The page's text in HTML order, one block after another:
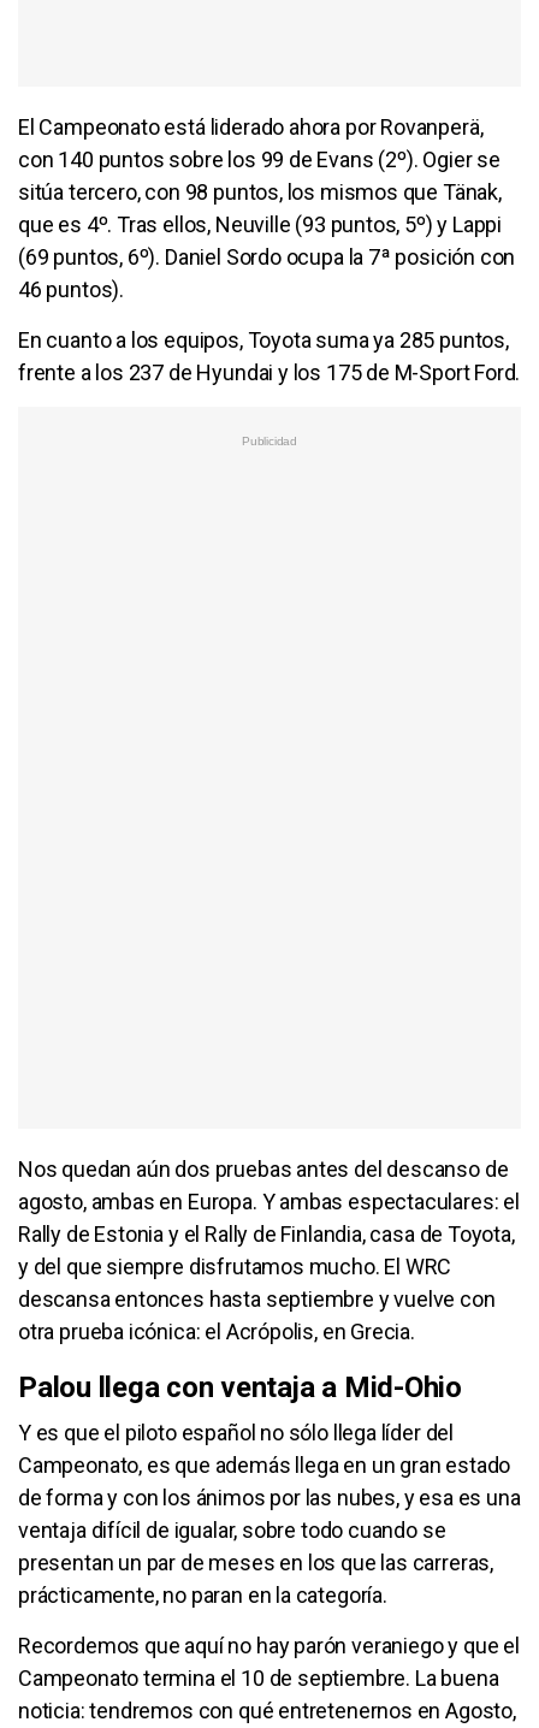
El Campeonato está liderado ahora por Rovanperä,
con 140 puntos sobre los 99 de Evans (2º). Ogier se
sitúa tercero, con 98 puntos, los mismos que Tänak,
que es 4º. Tras ellos, Neuville (93 puntos, 5º) y Lappi
(69 puntos, 6º). Daniel Sordo ocupa la 7ª posición con
46 puntos).
En cuanto a los equipos, Toyota suma ya 285 puntos,
frente a los 237 de Hyundai y los 175 de M-Sport Ford.
Nos quedan aún dos pruebas antes del descanso de
agosto, ambas en Europa. Y ambas espectaculares: el
Rally de Estonia y el Rally de Finlandia, casa de Toyota,
y del que siempre disfrutamos mucho. El WRC
descansa entonces hasta septiembre y vuelve con
otra prueba icónica: el Acrópolis, en Grecia.
Palou llega con ventaja a Mid-Ohio
Y es que el piloto español no sólo llega líder del
Campeonato, es que además llega en un gran estado
de forma y con los ánimos por las nubes, y esa es una
ventaja difícil de igualar, sobre todo cuando se
presentan un par de meses en los que las carreras,
prácticamente, no paran en la categoría.
Recordemos que aquí no hay parón veraniego y que el
Campeonato termina el 10 de septiembre. La buena
noticia: tendremos con qué entretenernos en Agosto,